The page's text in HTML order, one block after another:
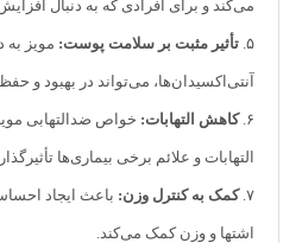
می‌کند و برای افرادی که به دنبال
۵. تأثیر مثبت بر سلامت پوست: مویز به
آنتی‌اکسیدان‌ها، می‌تواند در بهبود و
۶. کاهش التهابات: خواص ضدالتهابی
التهابات و علائم برخی بیماری‌ها
۷. کمک به کنترل وزن: باعث ایجاد
اشتها و وزن کمک می‌کند.